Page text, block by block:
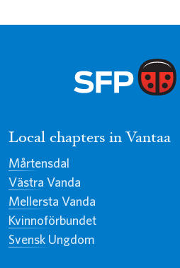
Local chapters in Vantaa
Mårtensdal
Västra Vanda
Mellersta Vanda
Kvinnoförbundet
Svensk Ungdom